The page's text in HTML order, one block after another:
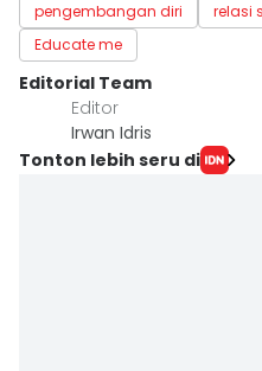
pengembangan diri relasi
Educate me
Editorial Team
Editor
Irwan Idris
Tonton lebih seru di